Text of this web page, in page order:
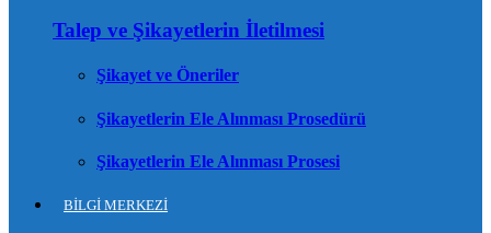
Talep ve Şikayetlerin İletilmesi
Şikayet ve Öneriler
Şikayetlerin Ele Alınması Prosedürü
Şikayetlerin Ele Alınması Prosesi
BİLGİ MERKEZİ